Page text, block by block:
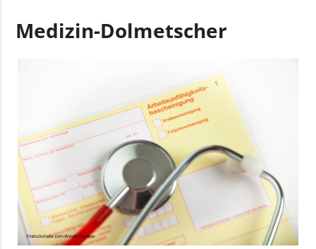
Medizin-Dolmetscher